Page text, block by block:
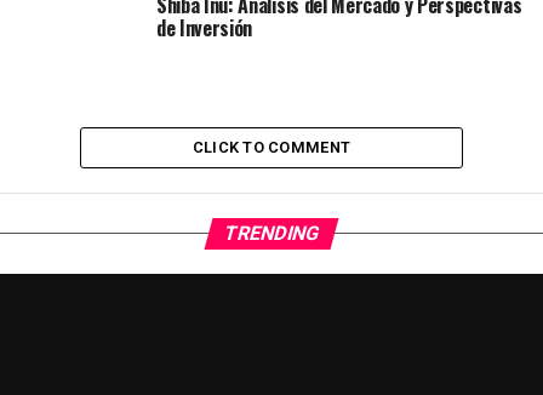
de Inversión
CLICK TO COMMENT
TRENDING